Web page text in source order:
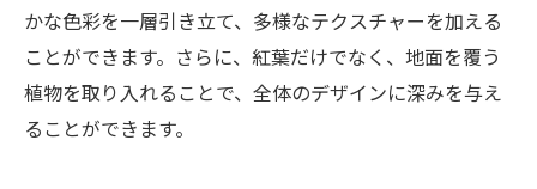
かな色彩を一層引き立て、多様なテクスチャーを加える
ことができます。さらに、紅葉だけでなく、地面を覆う
植物を取り入れることで、全体のデザインに深みを与え
ることができます。